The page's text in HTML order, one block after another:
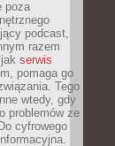
poza
podcast,
razem
serwis
pomaga go
Tego
wtedy, gdy
problemów ze
cyfrowego